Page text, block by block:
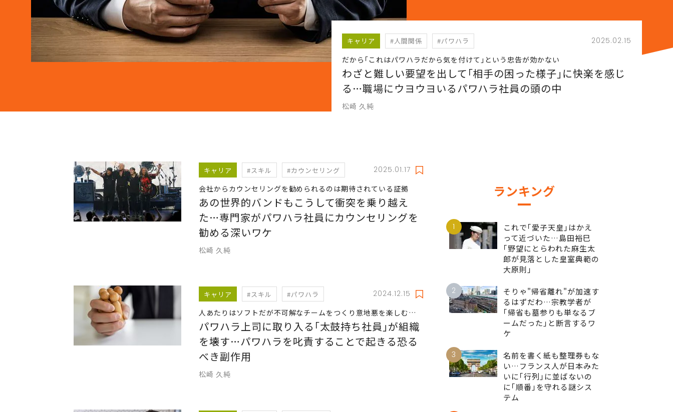
キャリア #人間関係 #パワハラ
2025.02.15
だから｢これはパワハラだから気を付けて｣という忠告が効かない
わざと難しい要望を出して｢相手の困った様子｣に快楽を感じ
る…職場にウヨウヨいるパワハラ社員の頭の中
松崎 久純
キャリア #スキル #カウンセリング
2025.01.17
会社からカウンセリングを勧められるのは期待されている証拠
あの世界的バンドもこうして衝突を乗り越え
た…専門家がパワハラ社員にカウンセリングを
勧める深いワケ
松崎 久純
キャリア #スキル #パワハラ
2024.12.15
人あたりはソフトだが不可解なチームをつくり意地悪を楽しむ…
パワハラ上司に取り入る｢太鼓持ち社員｣が組織
を壊す…パワハラを叱責することで起きる恐る
べき副作用
松崎 久純
ランキング
1
これで｢愛子天皇｣はかえ
って近づいた…島田裕巳
｢野望にとらわれた麻生太
郎が見落とした皇室典範の
大原則｣
2
そりゃ"帰省離れ"が加速す
るはずだわ…宗教学者が
｢帰省も墓参りも単なるブ
ームだった｣と断言するワ
ケ
3
名前を書く紙も整理券もな
い…フランス人が日本みた
いに｢行列｣に並ばないの
に｢順番｣を守れる謎シス
テム